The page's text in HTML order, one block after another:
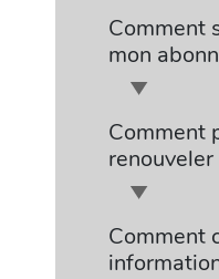
Comment
mon
Comment
Comment